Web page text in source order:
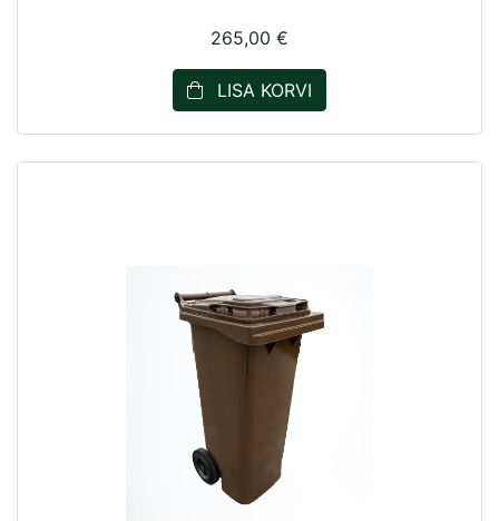
265,00 €
LISA KORVI